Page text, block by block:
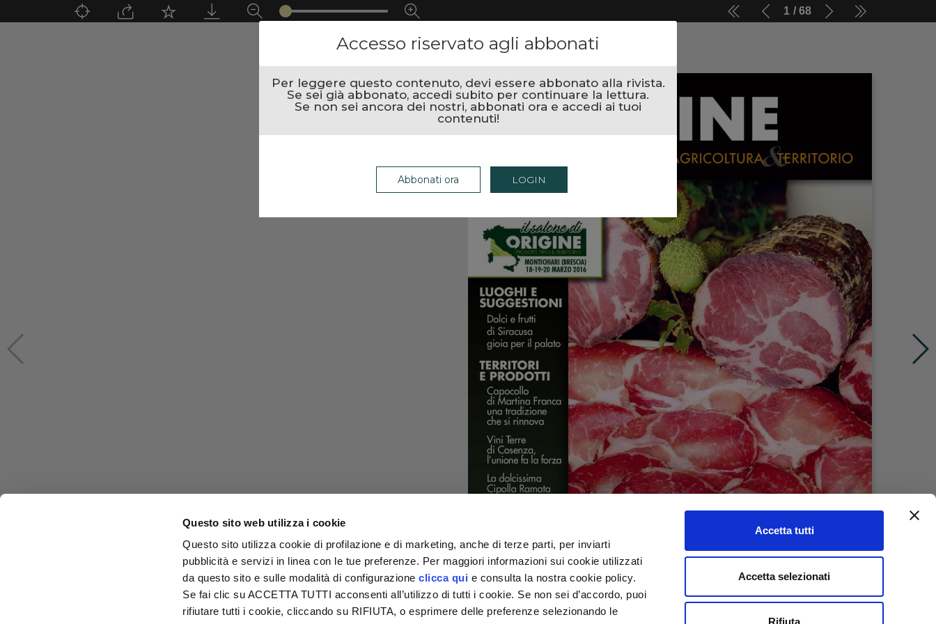
Questo sito web utilizza i cookie
Questo sito utilizza cookie di profilazione e di marketing, anche di terze parti, per inviarti
pubblicità e servizi in linea con le tue preferenze. Per maggiori informazioni sui cookie utilizzati
da questo sito e sulle modalità di configurazioneclicca qui e consulta la nostra cookie policy.
Se fai clic su ACCETTA TUTTI acconsenti all’utilizzo di tutti i cookie. Se non sei d’accordo, puoi
rifiutare tutti i cookie, cliccando su RIFIUTA, o esprimere delle preferenze selezionando le
Accetta tutti
Accetta selezionati
Rifiuta
1 68
Accesso riservato agli abbonati
Per leggere questo contenuto, devi essere abbonato alla rivista.
Se sei già abbonato, accedi subito per continuare la lettura.
Se non sei ancora dei nostri, abbonati ora e accedi ai tuoi
contenuti!
Abbonati ora LOGIN